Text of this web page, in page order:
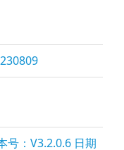
号：V3.2.0.6 日期